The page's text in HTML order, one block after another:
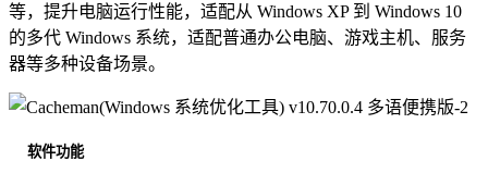
等，提升电脑运行性能，适配从 Windows XP 到 Windows 10
的多代 Windows 系统，适配普通办公电脑、游戏主机、服务
器等多种设备场景。
软件功能